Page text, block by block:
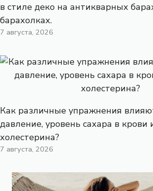
в стиле деко на антикварных
барахолках.
7 августа, 2026
Как различные упражнения
давление, уровень сахара в крови
холестерина?
7 августа, 2026